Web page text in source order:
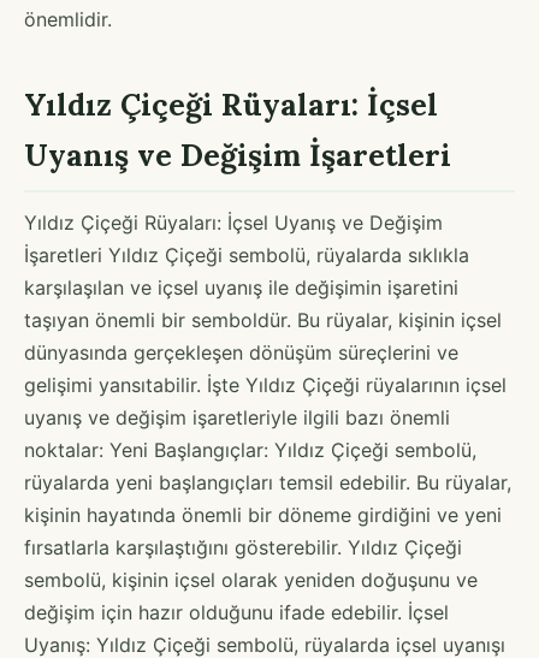
önemlidir.
Yıldız Çiçeği Rüyaları: İçsel
Uyanış ve Değişim İşaretleri
Yıldız Çiçeği Rüyaları: İçsel Uyanış ve Değişim
İşaretleri Yıldız Çiçeği sembolü, rüyalarda sıklıkla
karşılaşılan ve içsel uyanış ile değişimin işaretini
taşıyan önemli bir semboldür. Bu rüyalar, kişinin içsel
dünyasında gerçekleşen dönüşüm süreçlerini ve
gelişimi yansıtabilir. İşte Yıldız Çiçeği rüyalarının içsel
uyanış ve değişim işaretleriyle ilgili bazı önemli
noktalar: Yeni Başlangıçlar: Yıldız Çiçeği sembolü,
rüyalarda yeni başlangıçları temsil edebilir. Bu rüyalar,
kişinin hayatında önemli bir döneme girdiğini ve yeni
fırsatlarla karşılaştığını gösterebilir. Yıldız Çiçeği
sembolü, kişinin içsel olarak yeniden doğuşunu ve
değişim için hazır olduğunu ifade edebilir. İçsel
Uyanış: Yıldız Çiçeği sembolü, rüyalarda içsel uyanışı